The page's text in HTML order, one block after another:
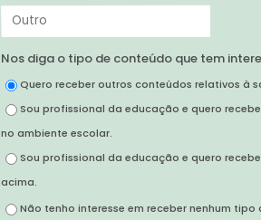
Nos diga o tipo de conteúdo que tem
Quero receber outros conteúdos relativos à
Sou profissional da educação e quero
no ambiente escolar.
Sou profissional da educação e quero
acima.
Não tenho interesse em receber nenhum